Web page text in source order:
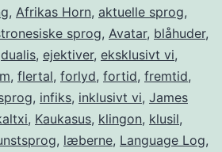
, Afrikas Horn, aktuelle sprog,
sprog, Avatar, blåhuder,
dualis, ejektiver, eksklusivt vi,
, flertal, forlyd, fortid, fremtid,
, infiks, inklusivt vi, James
, Kaukasus, klingon, klusil,
, læberne, Language Log,